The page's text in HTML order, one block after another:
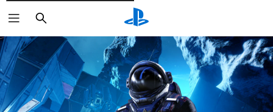
Rechercher